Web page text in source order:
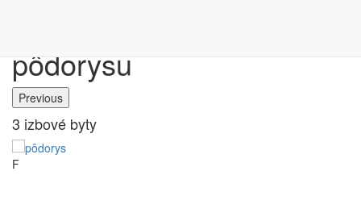
pôdorysu
Previous
3 izbové byty
F